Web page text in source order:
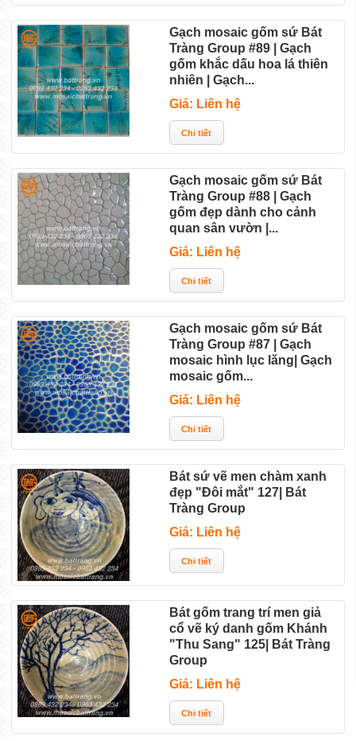
Gạch mosaic gốm sứ Bát
Tràng Group #89 | Gạch
gốm khắc dấu hoa lá thiên
nhiên | Gạch...
Giá: Liên hệ
Gạch mosaic gốm sứ Bát
Tràng Group #88 | Gạch
gốm đẹp dành cho cảnh
quan sân vườn |...
Giá: Liên hệ
Gạch mosaic gốm sứ Bát
Tràng Group #87 | Gạch
mosaic hình lục lăng| Gạch
mosaic gốm...
Giá: Liên hệ
Bát sứ vẽ men chàm xanh
đẹp "Đôi mắt" 127| Bát
Tràng Group
Giá: Liên hệ
Bát gốm trang trí men giả
cổ vẽ ký danh gốm Khánh
"Thu Sang" 125| Bát Tràng
Group
Giá: Liên hệ